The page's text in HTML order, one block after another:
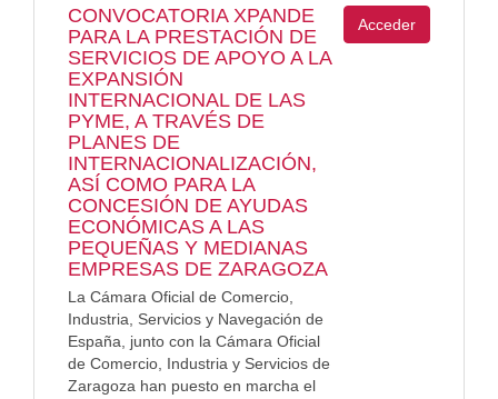
CONVOCATORIA XPANDE
PARA LA PRESTACIÓN DE
SERVICIOS DE APOYO A LA
EXPANSIÓN
INTERNACIONAL DE LAS
PYME, A TRAVÉS DE
PLANES DE
INTERNACIONALIZACIÓN,
ASÍ COMO PARA LA
CONCESIÓN DE AYUDAS
ECONÓMICAS A LAS
PEQUEÑAS Y MEDIANAS
EMPRESAS DE ZARAGOZA
La Cámara Oficial de Comercio,
Industria, Servicios y Navegación de
España, junto con la Cámara Oficial
de Comercio, Industria y Servicios de
Zaragoza han puesto en marcha el
Acceder